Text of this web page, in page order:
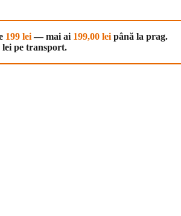
199 lei— mai ai 199,00 leipână la prag.
lei pe transport.